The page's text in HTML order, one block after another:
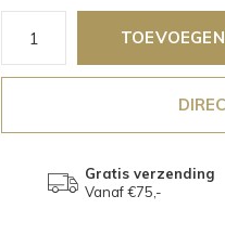
Gratis verzending
Vanaf €75,-